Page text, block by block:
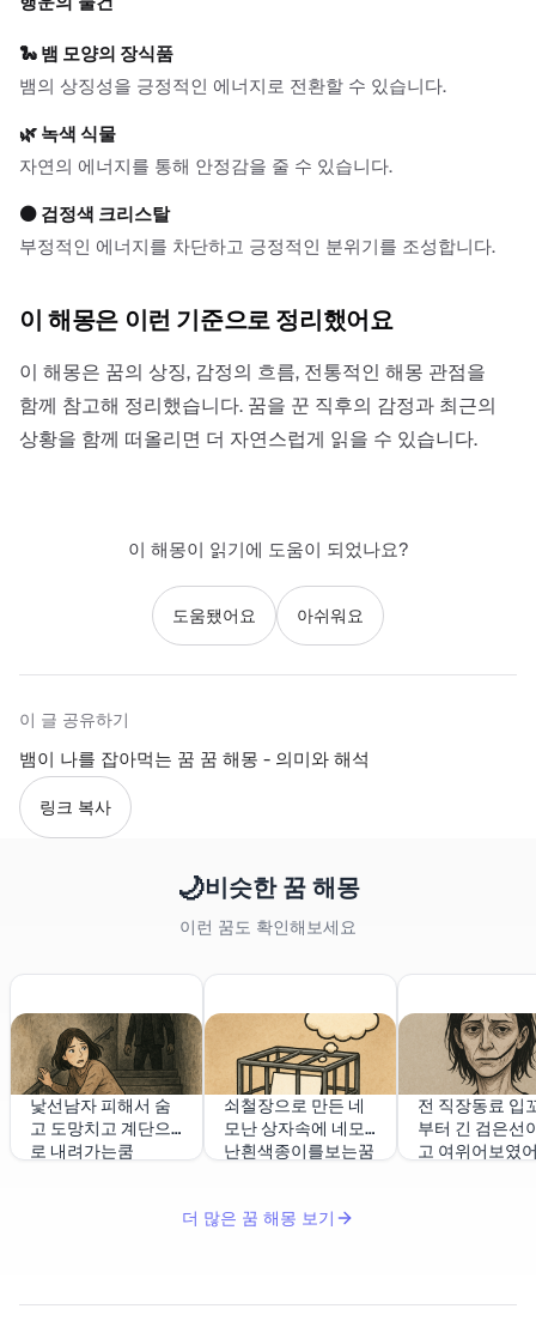
🐍 뱀 모양의 장식품
뱀의 상징성을 긍정적인 에너지로 전환할 수 있습니다.
🌿 녹색 식물
자연의 에너지를 통해 안정감을 줄 수 있습니다.
⚫ 검정색 크리스탈
부정적인 에너지를 차단하고 긍정적인 분위기를 조성합니다.
이 해몽은 이런 기준으로 정리했어요
이 해몽은 꿈의 상징, 감정의 흐름, 전통적인 해몽 관점을
함께 참고해 정리했습니다. 꿈을 꾼 직후의 감정과 최근의
상황을 함께 떠올리면 더 자연스럽게 읽을 수 있습니다.
이 해몽이 읽기에 도움이 되었나요?
도움됐어요 아쉬워요
이 글 공유하기
뱀이 나를 잡아먹는 꿈 꿈 해몽 - 의미와 해석
링크 복사
🌙비슷한 꿈 해몽
이런 꿈도 확인해보세요
낯선남자 피해서 숨
고 도망치고 계단으
로 내려가는쿰
쇠철장으로 만든 네
모난 상자속에 네모
난흰색종이를보는꿈
전 직장동료 입
부터 긴 검은선
고 여위어보였
더 많은 꿈 해몽 보기